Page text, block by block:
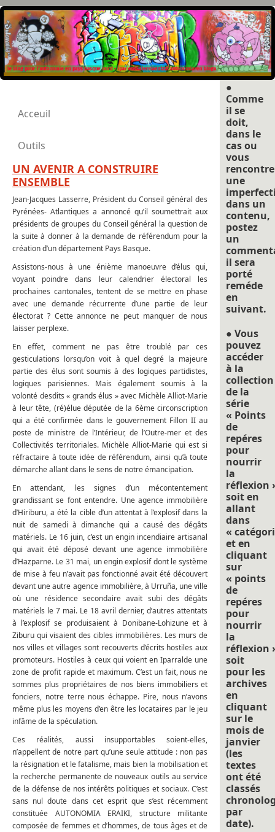
Acceuil
Outils
UN AVENIR A CONSTRUIRE
ENSEMBLE
Jean-Jacques Lasserre, Président du Conseil général des
Pyrénées- Atlantiques a annoncé qu’il soumettrait aux
présidents de groupes du Conseil général la question de
la suite à donner à la demande de référendum pour la
création d’un département Pays Basque.
Assistons-nous à une énième manoeuvre d’élus qui,
voyant poindre dans leur calendrier électoral les
prochaines cantonales, tentent de se mettre en phase
avec une demande récurrente d’une partie de leur
électorat ? Cette annonce ne peut manquer de nous
laisser perplexe.
En effet, comment ne pas être troublé par ces
gesticulations lorsqu’on voit à quel degré la majeure
partie des élus sont soumis à des logiques partidistes,
logiques parisiennes. Mais également soumis à la
volonté desdits « grands élus » avec Michèle Alliot-Marie
à leur tête, (ré)élue députée de la 6ème circonscription
qui a été confirmée dans le gouvernement Fillon II au
poste de ministre de l’Intérieur, de l’Outre-mer et des
Collectivités territoriales. Michèle Alliot-Marie qui est si
réfractaire à toute idée de référendum, ainsi qu’à toute
démarche allant dans le sens de notre émancipation.
En attendant, les signes d’un mécontentement
grandissant se font entendre. Une agence immobilière
d’Hiriburu, a été la cible d’un attentat à l’explosif dans la
nuit de samedi à dimanche qui a causé des dégâts
matériels. Le 16 juin, c’est un engin incendiaire artisanal
qui avait été déposé devant une agence immobilière
d’Hazparne. Le 31 mai, un engin explosif dont le système
de mise à feu n’avait pas fonctionné avait été découvert
devant une autre agence immobilière, à Urruña, une ville
où une résidence secondaire avait subi des dégâts
matériels le 7 mai. Le 18 avril dernier, d’autres attentats
à l’explosif se produisaient à Donibane-Lohizune et à
Ziburu qui visaient des cibles immobilières. Les murs de
nos villes et villages sont recouverts d’écrits hostiles aux
promoteurs. Hostiles à ceux qui voient en Iparralde une
zone de profit rapide et maximum. C’est un fait, nous ne
sommes plus propriétaires de nos biens immobiliers et
fonciers, notre terre nous échappe. Pire, nous n’avons
même plus les moyens d’en être les locataires par le jeu
infâme de la spéculation.
Ces réalités, aussi insupportables soient-elles,
n’appellent de notre part qu’une seule attitude : non pas
la résignation et le fatalisme, mais bien la mobilisation et
la recherche permanente de nouveaux outils au service
de la défense de nos intérêts politiques et sociaux. C’est
sans nul doute dans cet esprit que s’est récemment
constituée AUTONOMIA ERAIKI, structure militante
composée de femmes et d’hommes, de tous âges et de
●
Comme
il se
doit,
dans le
cas ou
vous
une
dans un
contenu,
postez
un
il sera
porté
reméde
en
suivant.
● Vous
pouvez
accéder
à la
collection
de la
série
« Points
de
repéres
pour
nourrir
la
réflexion
soit en
allant
dans
«
et en
cliquant
sur
« points
de
repéres
pour
nourrir
la
réflexion
soit
pour les
archives
en
cliquant
sur le
mois de
janvier
(les
textes
ont été
classés
par
date).